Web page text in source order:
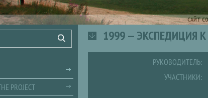
САЙТ
1999 — ЭКСПЕДИЦИЯ
РУКОВОДИТЕЛЬ:
УЧАСТНИКИ:
Search
PROJECT